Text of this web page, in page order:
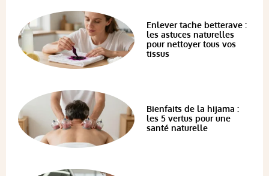
Enlever tache betterave :
les astuces naturelles
pour nettoyer tous vos
tissus
Bienfaits de la hijama :
les 5 vertus pour une
santé naturelle